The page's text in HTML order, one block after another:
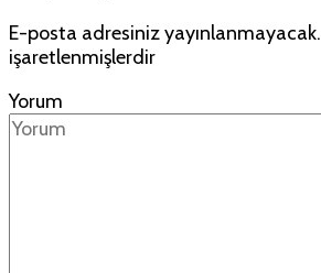
E-posta adresiniz yayınlanmayacak.
işaretlenmişlerdir
Yorum